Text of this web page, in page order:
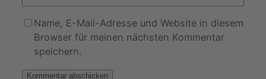
Name, E-Mail-Adresse und Website in diesem
Browser für meinen nächsten Kommentar
speichern.